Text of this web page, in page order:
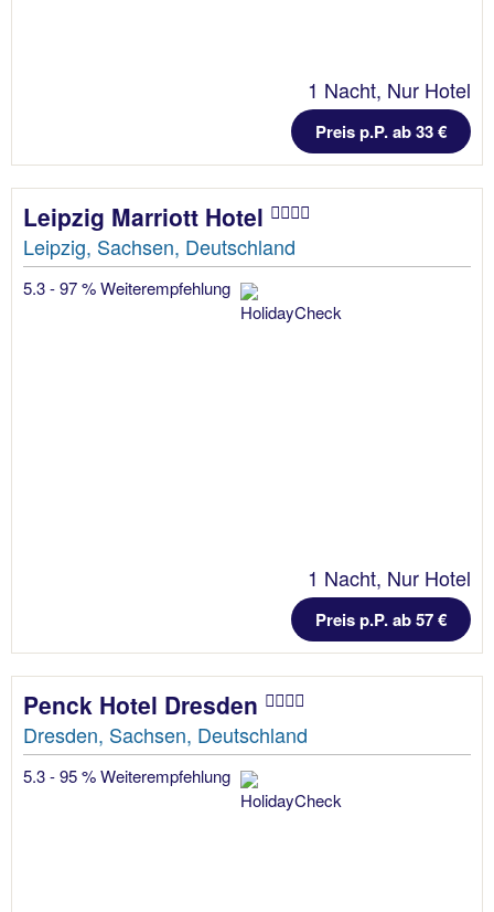
1 Nacht, Nur Hotel
Preis p.P. ab 33 €
Leipzig Marriott Hotel
Leipzig, Sachsen, Deutschland
5.3 - 97 % Weiterempfehlung
1 Nacht, Nur Hotel
Preis p.P. ab 57 €
Penck Hotel Dresden
Dresden, Sachsen, Deutschland
5.3 - 95 % Weiterempfehlung